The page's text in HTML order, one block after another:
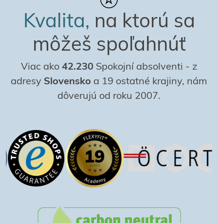
Kvalita, na ktorú sa
môžeš spoľahnúť
Viac ako 42.230 Spokojní absolventi - z
adresy Slovensko a 19 ostatné krajiny, nám
dôverujú od roku 2007.